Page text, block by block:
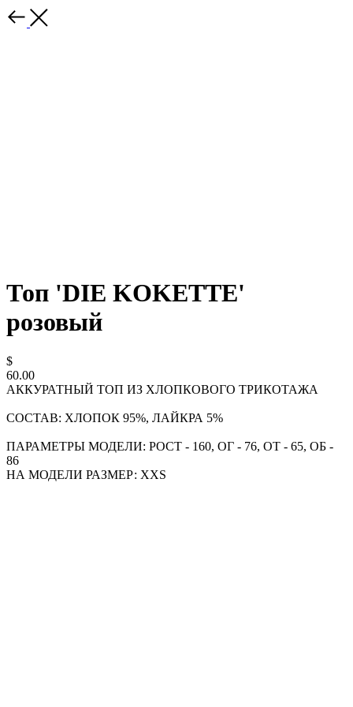
Топ 'DIE KOKETTE'
розовый
$
60.00
АККУРАТНЫЙ ТОП ИЗ ХЛОПКОВОГО ТРИКОТАЖА
СОСТАВ: ХЛОПОК 95%, ЛАЙКРА 5%
ПАРАМЕТРЫ МОДЕЛИ: РОСТ - 160, ОГ - 76, ОТ - 65, ОБ -
86
НА МОДЕЛИ РАЗМЕР: XXS